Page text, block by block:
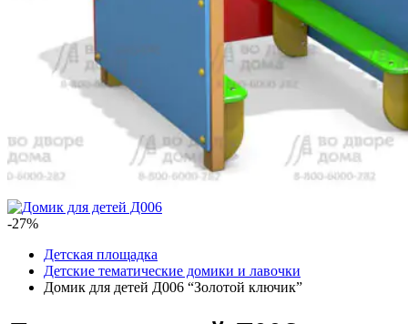
-27%
Детская площадка
Детские тематические домики и лавочки
Домик для детей Д006 “Золотой ключик”